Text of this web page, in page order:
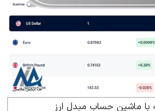
با ماشین حساب مبدل ارز